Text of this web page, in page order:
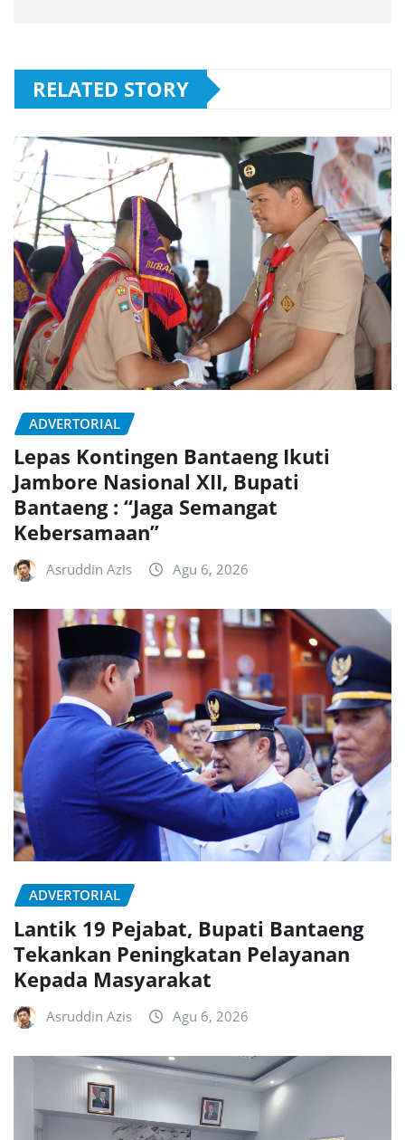
RELATED STORY
ADVERTORIAL
Lepas Kontingen Bantaeng Ikuti
Jambore Nasional XII, Bupati
Bantaeng : “Jaga Semangat
Kebersamaan”
Asruddin Azis Agu 6, 2026
ADVERTORIAL
Lantik 19 Pejabat, Bupati Bantaeng
Tekankan Peningkatan Pelayanan
Kepada Masyarakat
Asruddin Azis Agu 6, 2026